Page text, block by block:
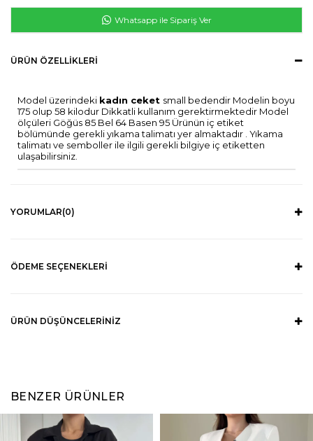
Whatsapp ile Sipariş Ver
ÜRÜN ÖZELLIKLERI
Model üzerindeki kadın ceket small bedendir Modelin boyu
175 olup 58 kilodur Dikkatli kullanım gerektirmektedir Model
ölçüleri Göğüs 85 Bel 64 Basen 95 Ürünün iç etiket
bölümünde gerekli yıkama talimatı yer almaktadır . Yıkama
talimatı ve semboller ile ilgili gerekli bilgiye iç etiketten
ulaşabilirsiniz.
YORUMLAR(0)
ÖDEME SEÇENEKLERI
ÜRÜN DÜŞÜNCELERINIZ
BENZER ÜRÜNLER